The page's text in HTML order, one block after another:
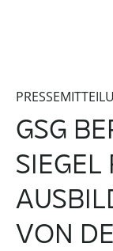
GSG
SIEGEL
VON